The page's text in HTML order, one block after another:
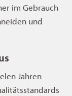
im Gebrauch
und
Jahren